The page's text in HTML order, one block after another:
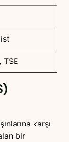
TSE
karşı
bir